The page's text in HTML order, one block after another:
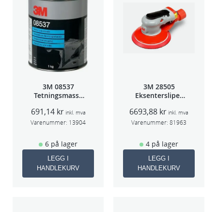
3M 08537
Tetningsmasse
691,14 kr inkl. mva
Varenummer: 13904
6 på lager
LEGG I
HANDLEKURV
3M 28505
Eksentersliper
2,5mm slag
75mm
6693,88 kr inkl. mva
Varenummer: 81963
4 på lager
LEGG I
HANDLEKURV